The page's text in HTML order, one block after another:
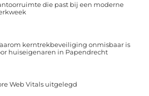
die past bij een moderne
kerntrekbeveiliging onmisbaar is
huiseigenaren in Papendrecht
Web Vitals uitgelegd